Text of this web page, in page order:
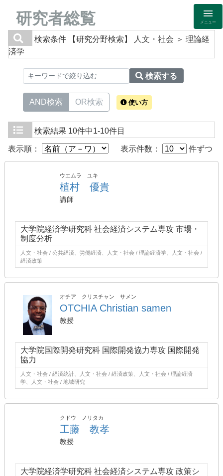
研究者総覧 メニュー
検索条件
【研究分野検索】 人文・社会 ＞ 理論経
済学
検索する
AND検索 OR検索 使い方
検索結果 10件中1-10件目
表示順： 表示件数： 件ずつ
ウエムラ ユキ
植村 優貴
講師
大学院経済学研究科 社会経済システム専攻 市場・
制度分析
人文・社会 / 公共経済、労働経済、人文・社会 / 理論経済学、人文・社会 /
経済政策
オチア クリスチャン サメン
OTCHIA Christian samen
教授
大学院国際開発研究科 国際開発協力専攻 国際開発
協力
人文・社会 / 経済統計、人文・社会 / 経済政策、人文・社会 / 理論経済
学、人文・社会 / 地域研究
クドウ ノリタカ
工藤 教孝
教授
大学院経済学研究科 社会経済システム専攻 政策シ